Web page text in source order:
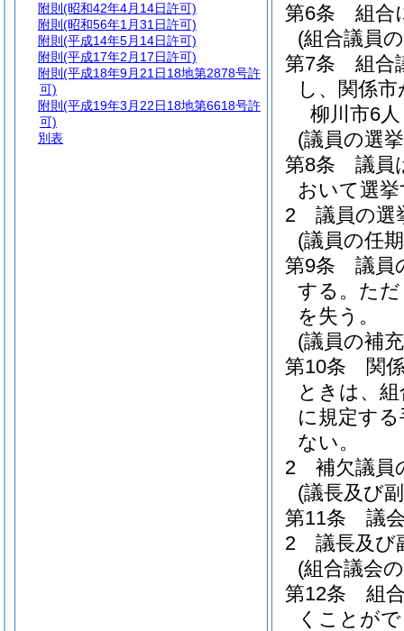
第6条
組合
(組合議員
第7条
組合
し、関係
柳川市6
(議員の選
第8条
議員
おいて選
2
議員の選
(議員の任
第9条
議員
する。 た
を失う。
(議員の補
第10条
関
ときは、
に規定す
ない。
2
補欠議員
(議長及び
第11条
議
2
議長及び
(組合議会
第12条
組
くことが
附則 (昭和42年4月14日許可)
附則 (昭和56年1月31日許可)
附則 (平成14年5月14日許可)
附則 (平成17年2月17日許可)
附則 (平成18年9月21日18地第2878号許
可)
附則 (平成19年3月22日18地第6618号許
可)
別表